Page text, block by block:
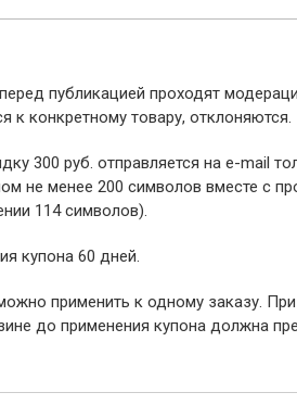
публикацией проходят
к конкретному товару, отклоняются.
300 руб. отправляется на e-mail
не менее 200 символов вместе с
114 символов).
купона 60 дней.
применить к одному заказу.
до применения купона должна